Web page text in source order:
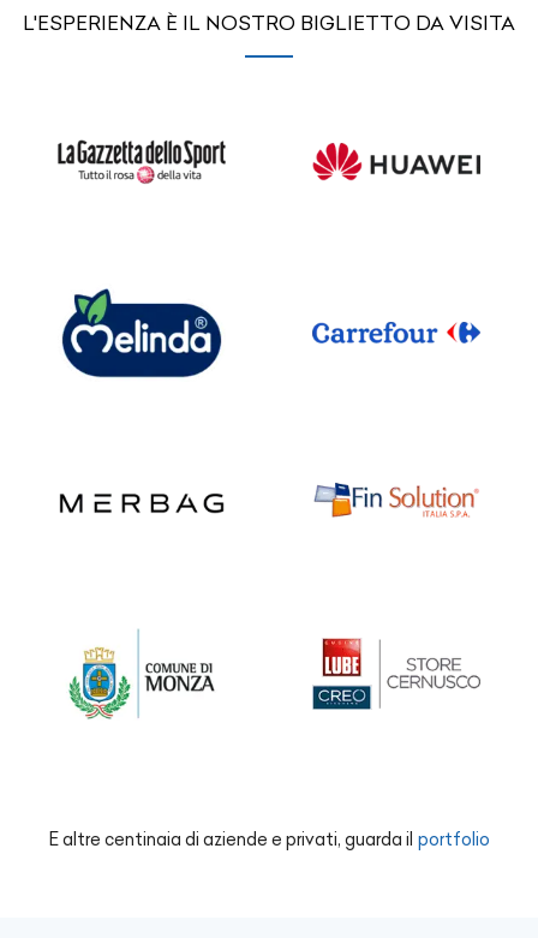
L'ESPERIENZA È IL NOSTRO BIGLIETTO DA VISITA
E altre centinaia di aziende e privati, guarda il portfolio